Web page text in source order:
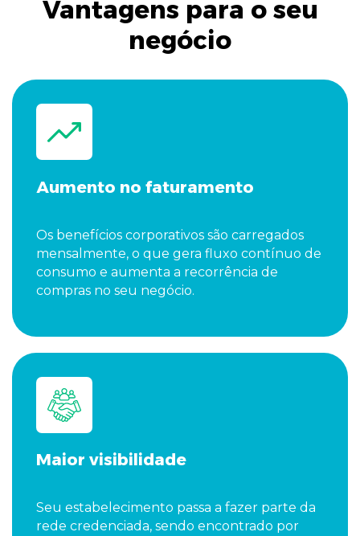
Vantagens para o seu
negócio
Aumento no faturamento
Os benefícios corporativos são carregados
mensalmente, o que gera fluxo contínuo de
consumo e aumenta a recorrência de
compras no seu negócio.
Maior visibilidade
Seu estabelecimento passa a fazer parte da
rede credenciada, sendo encontrado por